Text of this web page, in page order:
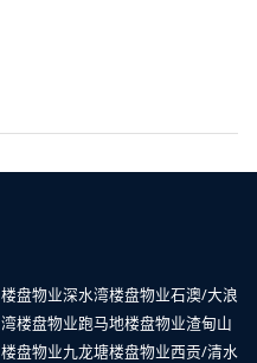
楼盘物业深水湾楼盘物业石澳/大浪
湾楼盘物业跑马地楼盘物业渣甸山
楼盘物业九龙塘楼盘物业西贡/清水